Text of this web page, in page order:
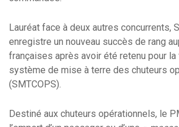
Lauréat face à deux autres concurrents,
enregistre un nouveau succès de rang
françaises après avoir été retenu pour la
système de mise à terre des chuteurs
(SMTCOPS).
Destiné aux chuteurs opérationnels, le